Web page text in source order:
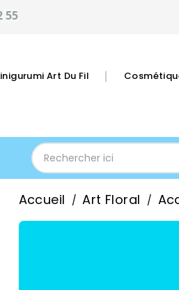
55
Art Du Fil
Accueil Art Floral